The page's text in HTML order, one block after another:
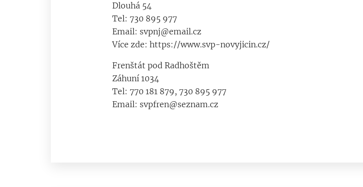
Dlouhá 54
Tel: 730 895 977
Email: svpnj@email.cz
Více zde: https://www.svp-novyjicin.cz/
Frenštát pod Radhoštěm
Záhuní 1034
Tel: 770 181 879, 730 895 977
Email: svpfren@seznam.cz